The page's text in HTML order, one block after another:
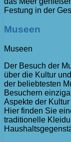
Festung in der
Museen
Museen
Der Besuch der
über die Kultur
der beliebtesten
Besuchern
Aspekte der
Hier finden Sie
traditionelle